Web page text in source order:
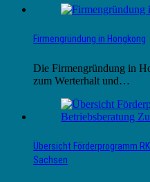
Firmengründung in Hongkong
Die Firmengründung in
zum Werterhalt und…
Übersicht Förderprogramm
Sachsen